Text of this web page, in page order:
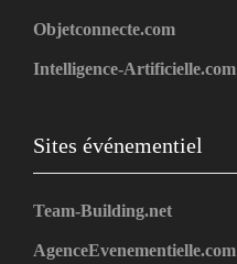
Objetconnecte.com
Intelligence-Artificielle.com
Sites événementiel
Team-Building.net
AgenceEvenementielle.com